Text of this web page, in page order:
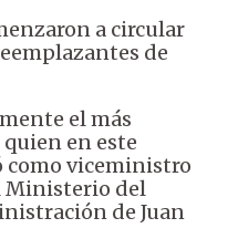
a circular
de
el más
quien en este
como viceministro
Ministerio del
de Juan